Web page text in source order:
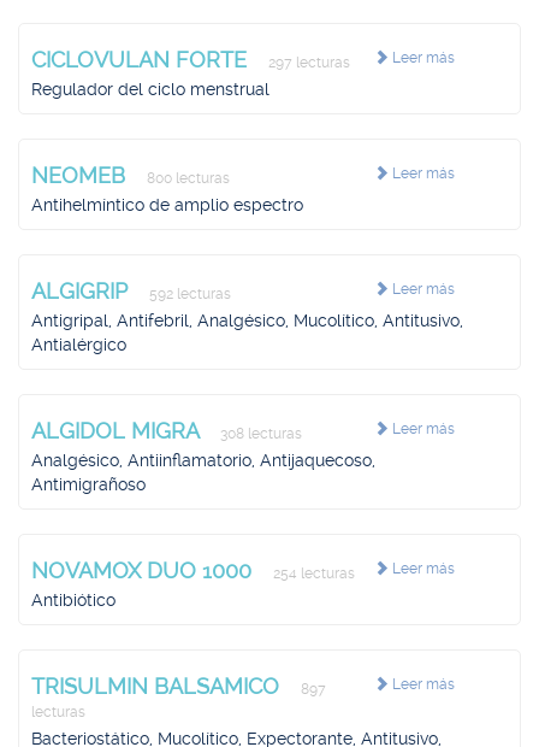
Leer más
CICLOVULAN FORTE 297 lecturas
Regulador del ciclo menstrual
Leer más
NEOMEB 800 lecturas
Antihelmíntico de amplio espectro
Leer más
ALGIGRIP 592 lecturas
Antigripal, Antifebril, Analgésico, Mucolítico, Antitusivo,
Antialérgico
Leer más
ALGIDOL MIGRA 308 lecturas
Analgésico, Antiinflamatorio, Antijaquecoso,
Antimigrañoso
Leer más
NOVAMOX DUO 1000 254 lecturas
Antibiótico
Leer más
TRISULMIN BALSAMICO
897
lecturas
Bacteriostático, Mucolítico, Expectorante, Antitusivo,